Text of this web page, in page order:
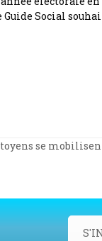
Guide Social
se